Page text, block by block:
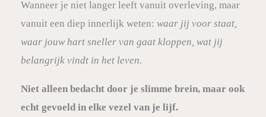
Wanneer je niet langer leeft vanuit overleving, maar
vanuit een diep innerlijk weten: waar jij voor staat,
waar jouw hart sneller van gaat kloppen, wat jij
belangrijk vindt in het leven.
Niet alleen bedacht door je slimme brein, maar ook
echt gevoeld in elke vezel van je lijf.